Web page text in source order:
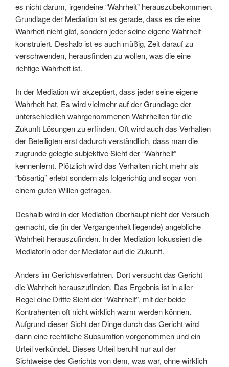
es nicht darum, irgendeine “Wahrheit” herauszubekommen.
Grundlage der Mediation ist es gerade, dass es die eine
Wahrheit nicht gibt, sondern jeder seine eigene Wahrheit
konstruiert. Deshalb ist es auch müßig, Zeit darauf zu
verschwenden, herausfinden zu wollen, was die eine
richtige Wahrheit ist.
In der Mediation wir akzeptiert, dass jeder seine eigene
Wahrheit hat. Es wird vielmehr auf der Grundlage der
unterschiedlich wahrgenommenen Wahrheiten für die
Zukunft Lösungen zu erfinden. Oft wird auch das Verhalten
der Beteiligten erst dadurch verständlich, dass man die
zugrunde gelegte subjektive Sicht der “Wahrheit”
kennenlernt. Plötzlich wird das Verhalten nicht mehr als
“bösartig” erlebt sondern als folgerichtig und sogar von
einem guten Willen getragen.
Deshalb wird in der Mediation überhaupt nicht der Versuch
gemacht, die (in der Vergangenheit liegende) angebliche
Wahrheit herauszufinden. In der Mediation fokussiert die
Mediatorin oder der Mediator auf die Zukunft.
Anders im Gerichtsverfahren. Dort versucht das Gericht
die Wahrheit herauszufinden. Das Ergebnis ist in aller
Regel eine Dritte Sicht der “Wahrheit”, mit der beide
Kontrahenten oft nicht wirklich warm werden können.
Aufgrund dieser Sicht der Dinge durch das Gericht wird
dann eine rechtliche Subsumtion vorgenommen und ein
Urteil verkündet. Dieses Urteil beruht nur auf der
Sichtweise des Gerichts von dem, was war, ohne wirklich